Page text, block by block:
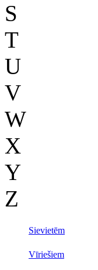
S
T
U
V
W
X
Y
Z
Sievietēm
Vīriešiem